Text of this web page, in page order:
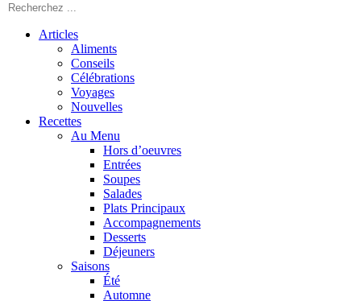
Articles
Aliments
Conseils
Célébrations
Voyages
Nouvelles
Recettes
Au Menu
Hors d’oeuvres
Entrées
Soupes
Salades
Plats Principaux
Accompagnements
Desserts
Déjeuners
Saisons
Été
Automne